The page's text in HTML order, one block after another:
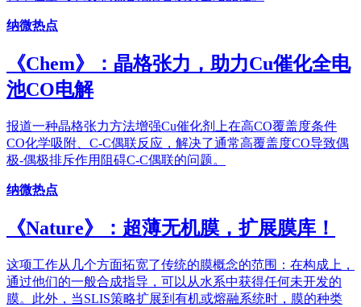
纳微热点
《Chem》：晶格张力，助力Cu催化全电
池CO电解
报道一种晶格张力方法增强Cu催化剂上在高CO覆盖度条件
CO化学吸附、C-C偶联反应，解决了通常高覆盖度CO导致偶
极-偶极排斥作用阻碍C-C偶联的问题。
纳微热点
《Nature》：超薄无机膜，扩展膜库！
这项工作从几个方面拓宽了传统的膜概念的范围：在构成上，
通过他们的一般合成指导，可以从水系中获得任何未开发的
膜。此外，当SLIS策略扩展到有机或熔融系统时，膜的种类